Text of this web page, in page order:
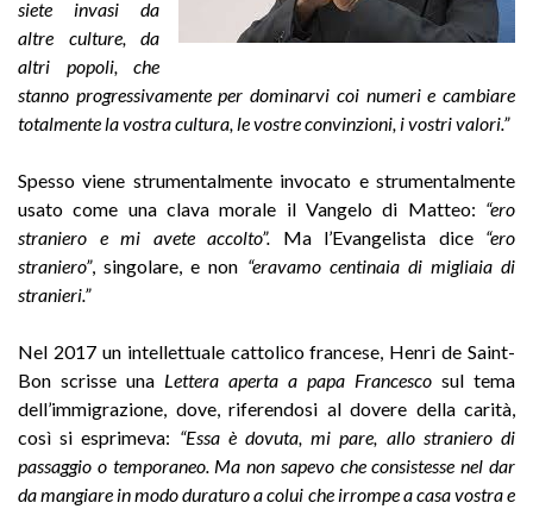
siete invasi da
altre culture, da
altri popoli, che
stanno progressivamente per dominarvi coi numeri e cambiare
totalmente la vostra cultura, le vostre convinzioni, i vostri valori.”
Spesso viene strumentalmente invocato e strumentalmente
usato come una clava morale il Vangelo di Matteo: “ero
straniero e mi avete accolto”. Ma l’Evangelista dice “ero
straniero”, singolare, e non “eravamo centinaia di migliaia di
stranieri.”
Nel 2017 un intellettuale cattolico francese, Henri de Saint-
Bon scrisse una Lettera aperta a papa Francesco sul tema
dell’immigrazione, dove, riferendosi al dovere della carità,
così si esprimeva: “Essa è dovuta, mi pare, allo straniero di
passaggio o temporaneo. Ma non sapevo che consistesse nel dar
da mangiare in modo duraturo a colui che irrompe a casa vostra e